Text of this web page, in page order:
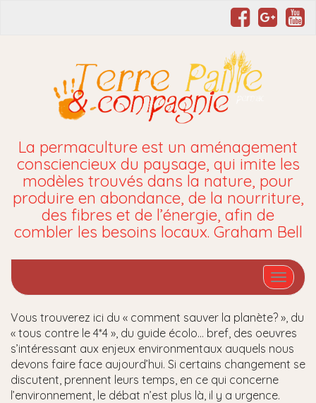
La permaculture est un aménagement
consciencieux du paysage, qui imite les
modèles trouvés dans la nature, pour
produire en abondance, de la nourriture,
des fibres et de l’énergie, afin de
combler les besoins locaux. Graham Bell
Vous trouverez ici du « comment sauver la planète? », du
« tous contre le 4*4 », du guide écolo… bref, des oeuvres
s’intéressant aux enjeux environmentaux auquels nous
devons faire face aujourd’hui. Si certains changement se
discutent, prennent leurs temps, en ce qui concerne
l’environnement, le débat n’est plus là, il y a urgence.